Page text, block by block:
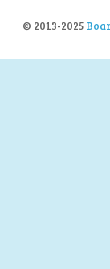
© 2013-2025